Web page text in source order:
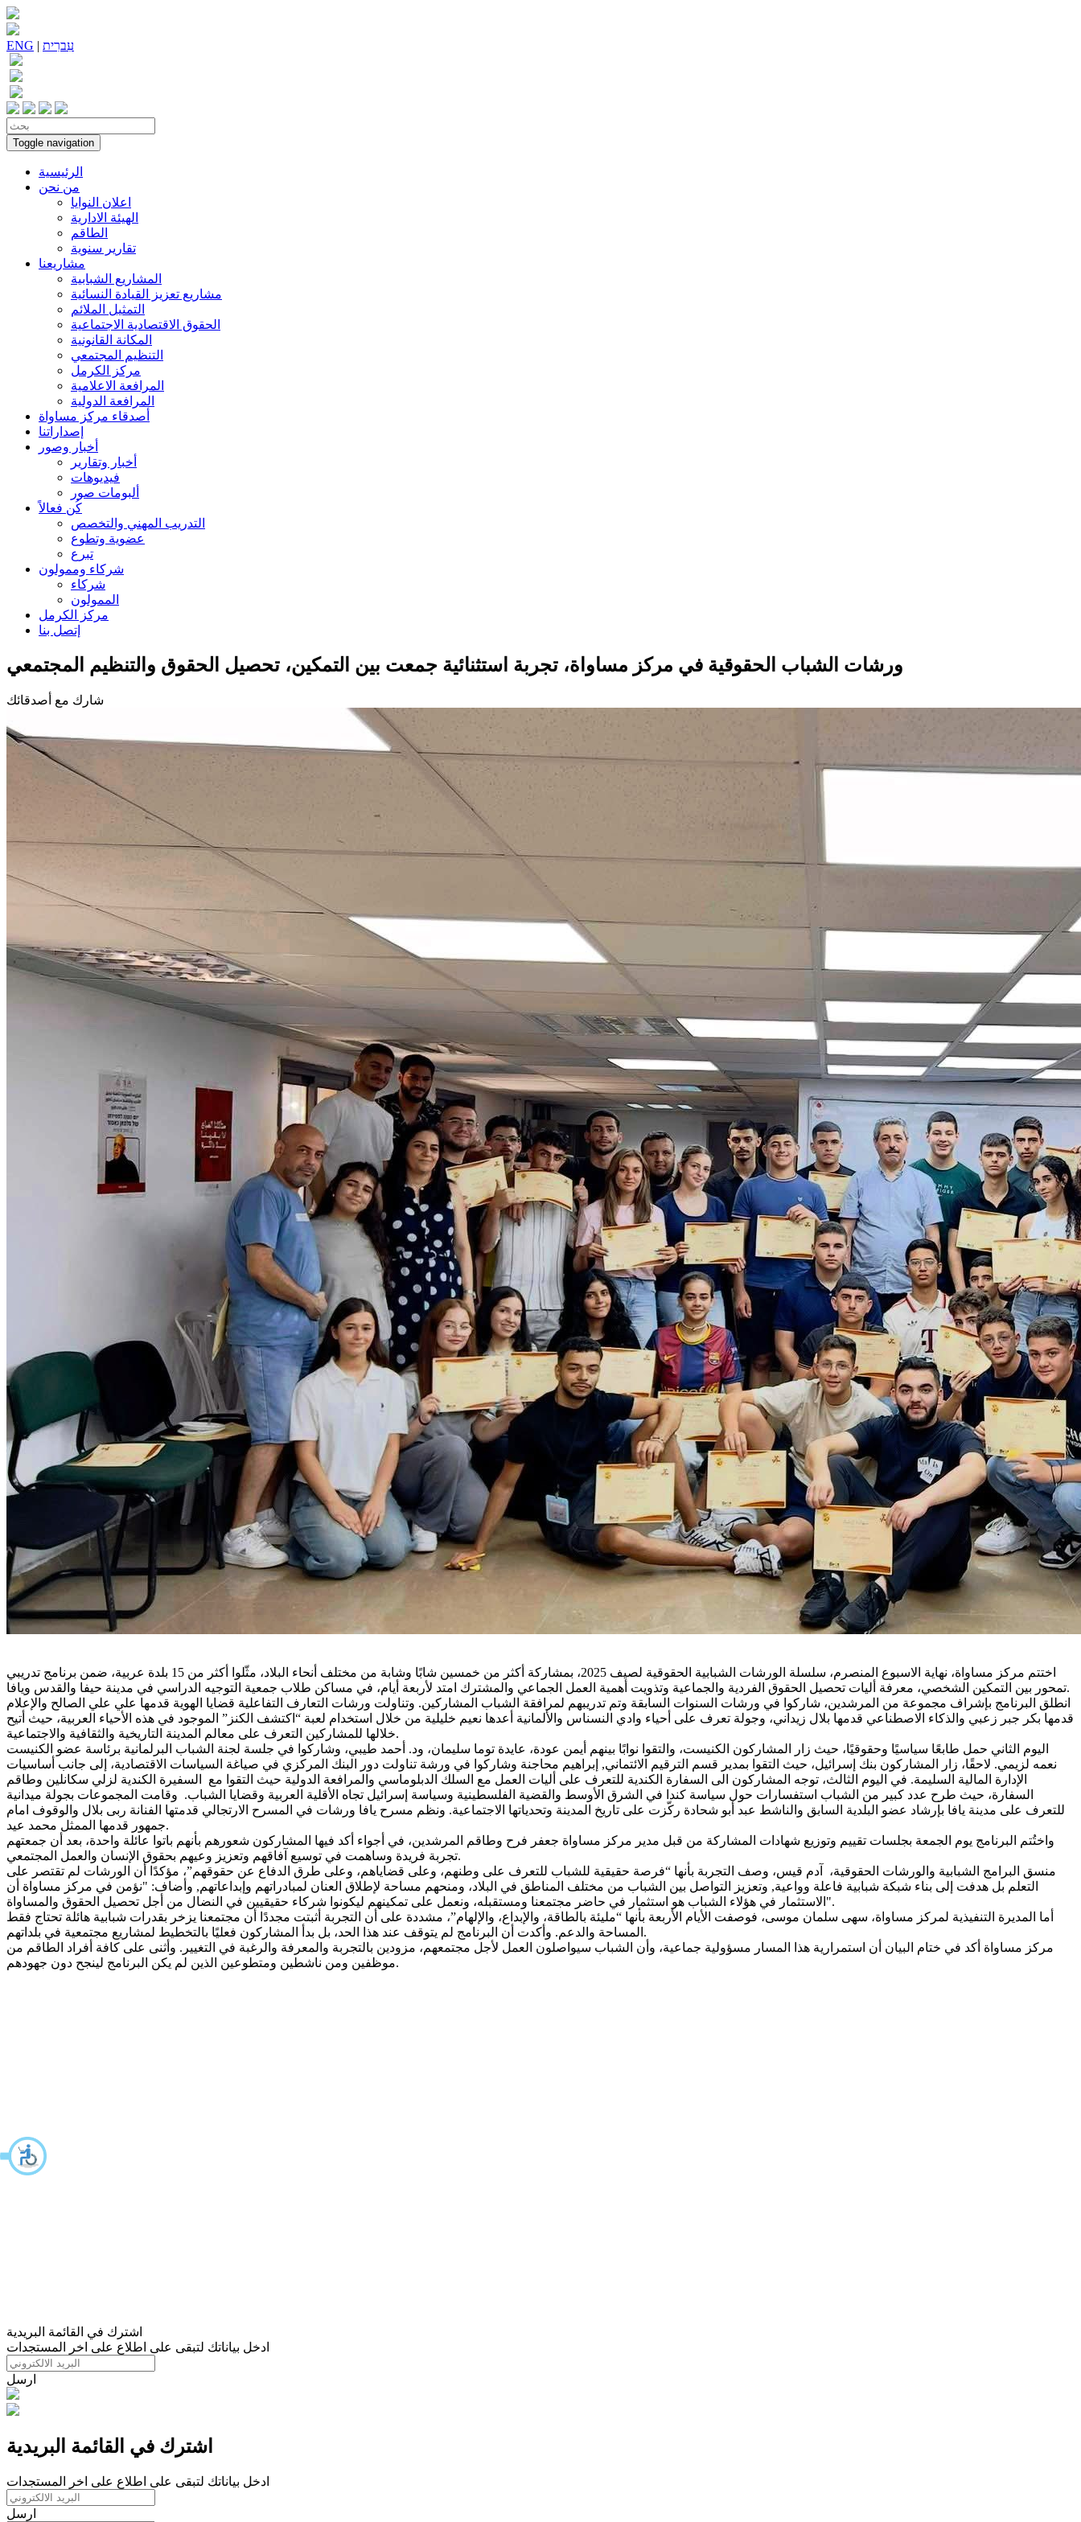
ENG | עִברִית
Toggle navigation
الرئيسية
من نحن
اعلان النوايا
الهيئة الادارية
الطاقم
تقارير سنوية
مشاريعنا
المشاريع الشبابية
مشاريع تعزيز القيادة النسائية
التمثيل الملائم
الحقوق الاقتصادية الاجتماعية
المكانة القانونية
التنظيم المجتمعي
مركز الكرمل
المرافعة الاعلامية
المرافعة الدولية
أصدقاء مركز مساواة
إصداراتنا
أخبار وصور
أخبار وتقارير
فيديوهات
ألبومات صور
كُن فعالاً
التدريب المهني والتخصص
عضوية وتطوع
تبرع
شركاء وممولون
شركاء
الممولون
مركز الكرمل
إتصل بنا
ورشات الشباب الحقوقية في مركز مساواة، تجربة استثنائية جمعت بين التمكين، تحصيل الحقوق والتنظيم المجتمعي
شارك مع أصدقائك
اختتم مركز مساواة، نهاية الاسبوع المنصرم، سلسلة الورشات الشبابية الحقوقية لصيف 2025، بمشاركة أكثر من خمسين شابًا وشابة من مختلف أنحاء البلاد، مثّلوا أكثر من 15 بلدة عربية، ضمن برنامج تدريبي
تمحور بين التمكين الشخصي، معرفة أليات تحصيل الحقوق الفردية والجماعية وتذويت أهمية العمل الجماعي والمشترك امتد لأربعة أيام، في مساكن طلاب جمعية التوجيه الدراسي في مدينة حيفا والقدس ويافا.
انطلق البرنامج بإشراف مجموعة من المرشدين، شاركوا في ورشات السنوات السابقة وتم تدريبهم لمرافقة الشباب المشاركين. وتناولت ورشات التعارف التفاعلية قضايا الهوية قدمها علي علي الصالح والإعلام
قدمها بكر جبر زعبي والذكاء الاصطناعي قدمها بلال زيداني، وجولة تعرف على أحياء وادي النسناس والألمانية أعدها نعيم خليلية من خلال استخدام لعبة “اكتشف الكنز” الموجود في هذه الأحياء العربية، حيث أتيح
خلالها للمشاركين التعرف على معالم المدينة التاريخية والثقافية والاجتماعية.
اليوم الثاني حمل طابعًا سياسيًا وحقوقيًا، حيث زار المشاركون الكنيست، والتقوا نوابًا بينهم أيمن عودة، عايدة توما سليمان، ود. أحمد طيبي، وشاركوا في جلسة لجنة الشباب البرلمانية برئاسة عضو الكنيست
نعمه لزيمي. لاحقًا، زار المشاركون بنك إسرائيل، حيث التقوا بمدير قسم الترقيم الائتماني, إبراهيم محاجنة وشاركوا في ورشة تناولت دور البنك المركزي في صياغة السياسات الاقتصادية، إلى جانب أساسيات
الإدارة المالية السليمة. في اليوم الثالث، توجه المشاركون الى السفارة الكندية للتعرف على أليات العمل مع السلك الدبلوماسي والمرافعة الدولية حيث التقوا مع السفيرة الكندية لزلي سكانلين وطاقم
السفارة، حيث طرح عدد كبير من الشباب استفسارات حول سياسة كندا في الشرق الأوسط والقضية الفلسطينية وسياسة إسرائيل تجاه الأقلية العربية وقضايا الشباب. وقامت المجموعات بجولة ميدانية
للتعرف على مدينة يافا بإرشاد عضو البلدية السابق والناشط عبد أبو شحادة ركّزت على تاريخ المدينة وتحدياتها الاجتماعية. ونظم مسرح يافا ورشات في المسرح الارتجالي قدمتها الفنانة ربى بلال والوقوف امام
جمهور قدمها الممثل محمد عيد.
واختُتم البرنامج يوم الجمعة بجلسات تقييم وتوزيع شهادات المشاركة من قبل مدير مركز مساواة جعفر فرح وطاقم المرشدين، في أجواء أكد فيها المشاركون شعورهم بأنهم باتوا عائلة واحدة، بعد أن جمعتهم
تجربة فريدة وساهمت في توسيع آفاقهم وتعزيز وعيهم بحقوق الإنسان والعمل المجتمعي.
منسق البرامج الشبابية والورشات الحقوقية، آدم قيس، وصف التجربة بأنها “فرصة حقيقية للشباب للتعرف على وطنهم، وعلى قضاياهم، وعلى طرق الدفاع عن حقوقهم”، مؤكدًا أن الورشات لم تقتصر على
التعلم بل هدفت إلى بناء شبكة شبابية فاعلة وواعية, وتعزيز التواصل بين الشباب من مختلف المناطق في البلاد، ومنحهم مساحة لإطلاق العنان لمبادراتهم وإبداعاتهم, وأضاف: "نؤمن في مركز مساواة أن
الاستثمار في هؤلاء الشباب هو استثمار في حاضر مجتمعنا ومستقبله، ونعمل على تمكينهم ليكونوا شركاء حقيقيين في النضال من أجل تحصيل الحقوق والمساواة".
أما المديرة التنفيذية لمركز مساواة، سهى سلمان موسى، فوصفت الأيام الأربعة بأنها “مليئة بالطاقة، والإبداع، والإلهام”، مشددة على أن التجربة أثبتت مجددًا أن مجتمعنا يزخر بقدرات شبابية هائلة تحتاج فقط
المساحة والدعم. وأكدت أن البرنامج لم يتوقف عند هذا الحد، بل بدأ المشاركون فعليًا بالتخطيط لمشاريع مجتمعية في بلداتهم.
مركز مساواة أكد في ختام البيان أن استمرارية هذا المسار مسؤولية جماعية، وأن الشباب سيواصلون العمل لأجل مجتمعهم، مزودين بالتجربة والمعرفة والرغبة في التغيير. وأثنى على كافة أفراد الطاقم من
موظفين ومن ناشطين ومتطوعين الذين لم يكن البرنامج لينجح دون جهودهم.
اشترك في القائمة البريدية
ادخل بياناتك لتبقى على اطلاع على اخر المستجدات
ارسل
اشترك في القائمة البريدية
ادخل بياناتك لتبقى على اطلاع على اخر المستجدات
ارسل